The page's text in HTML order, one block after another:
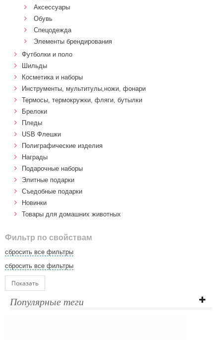
Аксессуары
Обувь
Спецодежда
Элементы брендирования
Футболки и поло
Шильды
Косметика и наборы
Инструменты, мультитулы,ножи, фонари
Термосы, термокружки, фляги, бутылки
Брелоки
Пледы
USB Флешки
Полиграфические изделия
Награды
Подарочные наборы
Элитные подарки
Cъедобные подарки
Новинки
Товары для домашних животных
Фильтр по свойствам
сбросить все фильтры
сбросить все фильтры
Показать
Популярные теги